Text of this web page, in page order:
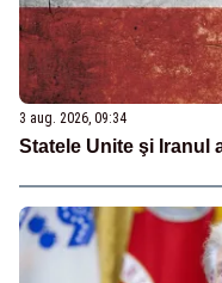
3 aug. 2026, 09:34
Statele Unite şi Iranul